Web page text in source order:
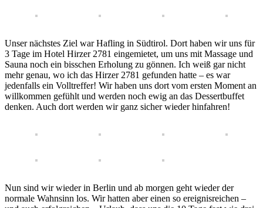
Unser nächstes Ziel war Hafling in Südtirol. Dort haben wir uns für
3 Tage im Hotel Hirzer 2781 eingemietet, um uns mit Massage und
Sauna noch ein bisschen Erholung zu gönnen. Ich weiß gar nicht
mehr genau, wo ich das Hirzer 2781 gefunden hatte – es war
jedenfalls ein Volltreffer! Wir haben uns dort vom ersten Moment an
willkommen gefühlt und werden noch ewig an das Dessertbuffet
denken. Auch dort werden wir ganz sicher wieder hinfahren!
Nun sind wir wieder in Berlin und ab morgen geht wieder der
normale Wahnsinn los. Wir hatten aber einen so ereignisreichen –